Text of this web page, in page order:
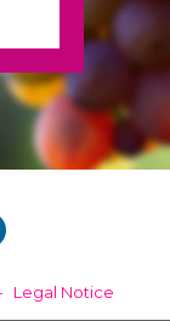
Legal Notice